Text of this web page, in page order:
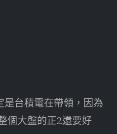
是台積電在帶領，因為
個大盤的正2還要好